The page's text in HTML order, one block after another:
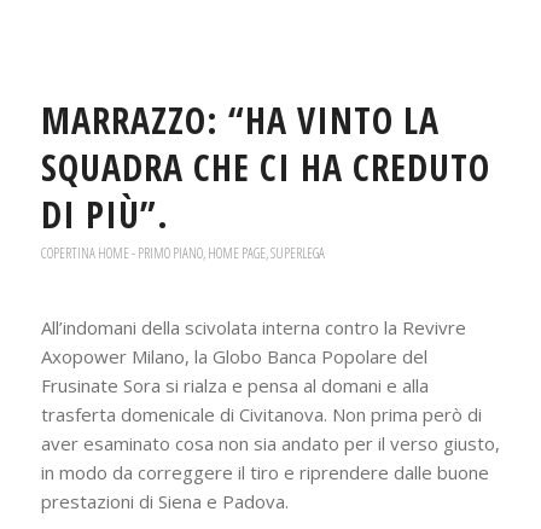
MARRAZZO: “HA VINTO LA
SQUADRA CHE CI HA CREDUTO
DI PIÙ”.
COPERTINA HOME - PRIMO PIANO,HOME PAGE,SUPERLEGA
All’indomani della scivolata interna contro la Revivre
Axopower Milano, la Globo Banca Popolare del
Frusinate Sora si rialza e pensa al domani e alla
trasferta domenicale di Civitanova. Non prima però di
aver esaminato cosa non sia andato per il verso giusto,
in modo da correggere il tiro e riprendere dalle buone
prestazioni di Siena e Padova.